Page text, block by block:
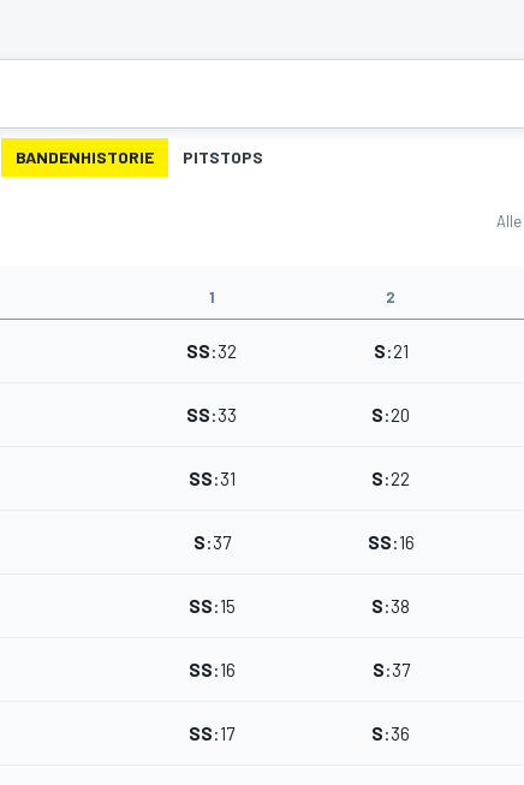
BANDENHISTORIE PITSTOPS
1 2
SS:32 S:21
SS:33 S:20
SS:31 S:22
S:37 SS:16
SS:15 S:38
SS:16 S:37
SS:17 S:36